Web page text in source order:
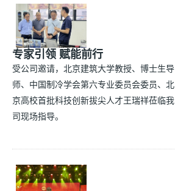
专家引领 赋能前行
受公司邀请，北京建筑大学教授、博士生导
师、中国制冷学会第六专业委员会委员、北
京高校首批科技创新拔尖人才王瑞祥莅临我
司现场指导。